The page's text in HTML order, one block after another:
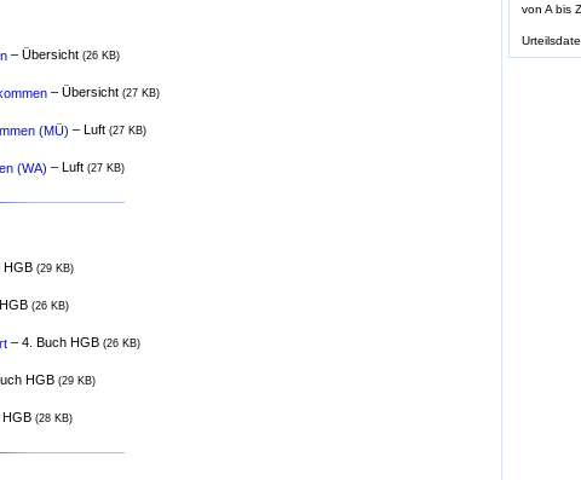
– Übersicht (26 KB)
– Übersicht (27 KB)
(MÜ) – Luft (27 KB)
(WA) – Luft (27 KB)
HGB (29 KB)
(26 KB)
– 4. Buch HGB (26 KB)
HGB (29 KB)
HGB (28 KB)
von A bis Z